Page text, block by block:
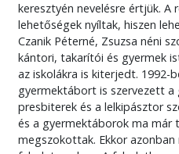
keresztyén nevelésre értjük. A
lehetőségek nyíltak, hiszen
Czanik Péterné, Zsuzsa néni
kántori, takarítói és gyermek
az iskolákra is kiterjedt. 1992-
gyermektábort is szervezett a
presbiterek és a lelkipásztor
és a gyermektáborok ma már
megszokottak. Ekkor